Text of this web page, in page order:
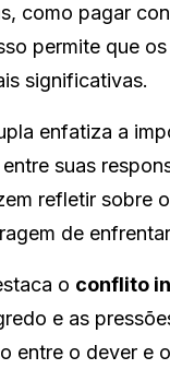
como pagar
permite que
significativas.
enfatiza a
suas
refletir sobre
de
o conflito
e as
entre o dever e